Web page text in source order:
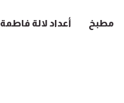
مطبخ أعداد لالة فاطمة